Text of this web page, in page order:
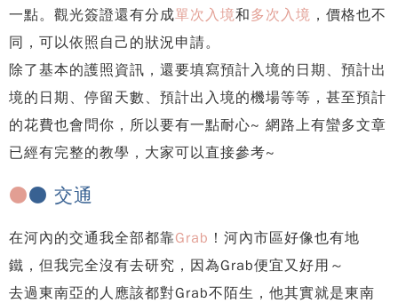
一點。觀光簽證還有分成單次入境和多次入境 ，價格也不
同，可以依照自己的狀況申請。
除了基本的護照資訊，還要填寫預計入境的日期、預計出
境的日期、停留天數、預計出入境的機場等等，甚至預計
的花費也會問你，所以要有一點耐心~ 網路上有蠻多文章
已經有完整的教學，大家可以直接參考~
●● 交通
在河內的交通我全部都靠Grab ！河內市區好像也有地
鐵，但我完全沒有去研究，因為Grab便宜又好用～
去過東南亞的人應該都對Grab不陌生，他其實就是東南